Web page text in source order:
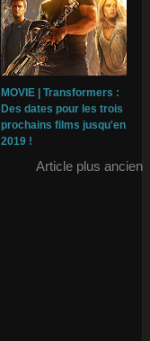
MOVIE | Transformers :
Des dates pour les trois
prochains films jusqu'en
2019 !
Article plus ancien